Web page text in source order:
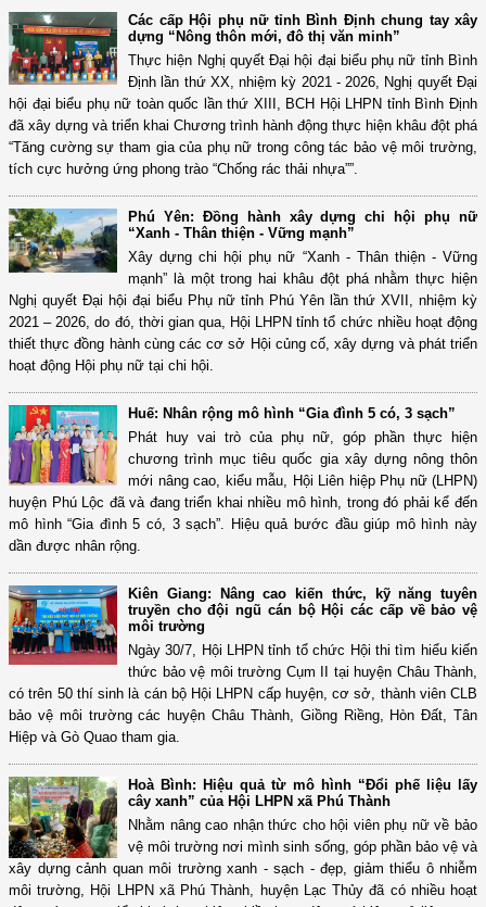
Các cấp Hội phụ nữ tỉnh Bình Định chung tay xây
dựng “Nông thôn mới, đô thị văn minh”
Thực hiện Nghị quyết Đại hội đại biểu phụ nữ tỉnh Bình
Định lần thứ XX, nhiệm kỳ 2021 - 2026, Nghị quyết Đại
hội đại biểu phụ nữ toàn quốc lần thứ XIII, BCH Hội LHPN tỉnh Bình Định
đã xây dựng và triển khai Chương trình hành động thực hiện khâu đột phá
“Tăng cường sự tham gia của phụ nữ trong công tác bảo vệ môi trường,
tích cực hưởng ứng phong trào “Chống rác thải nhựa””.
Phú Yên: Đồng hành xây dựng chi hội phụ nữ
“Xanh - Thân thiện - Vững mạnh”
Xây dựng chi hội phụ nữ “Xanh - Thân thiện - Vững
mạnh” là một trong hai khâu đột phá nhằm thực hiện
Nghị quyết Đại hội đại biểu Phụ nữ tỉnh Phú Yên lần thứ XVII, nhiệm kỳ
2021 – 2026, do đó, thời gian qua, Hội LHPN tỉnh tổ chức nhiều hoạt động
thiết thực đồng hành cùng các cơ sở Hội củng cố, xây dựng và phát triển
hoạt động Hội phụ nữ tại chi hội.
Huế: Nhân rộng mô hình “Gia đình 5 có, 3 sạch”
Phát huy vai trò của phụ nữ, góp phần thực hiện
chương trình mục tiêu quốc gia xây dựng nông thôn
mới nâng cao, kiểu mẫu, Hội Liên hiệp Phụ nữ (LHPN)
huyện Phú Lộc đã và đang triển khai nhiều mô hình, trong đó phải kể đến
mô hình “Gia đình 5 có, 3 sạch”. Hiệu quả bước đầu giúp mô hình này
dần được nhân rộng.
Kiên Giang: Nâng cao kiến thức, kỹ năng tuyên
truyền cho đội ngũ cán bộ Hội các cấp về bảo vệ
môi trường
Ngày 30/7, Hội LHPN tỉnh tổ chức Hội thi tìm hiểu kiến
thức bảo vệ môi trường Cụm II tại huyện Châu Thành,
có trên 50 thí sinh là cán bộ Hội LHPN cấp huyện, cơ sở, thành viên CLB
bảo vệ môi trường các huyện Châu Thành, Giồng Riềng, Hòn Đất, Tân
Hiệp và Gò Quao tham gia.
Hoà Bình: Hiệu quả từ mô hình “Đổi phế liệu lấy
cây xanh” của Hội LHPN xã Phú Thành
Nhằm nâng cao nhận thức cho hội viên phụ nữ về bảo
vệ môi trường nơi mình sinh sống, góp phần bảo vệ và
xây dựng cảnh quan môi trường xanh - sạch - đẹp, giảm thiểu ô nhiễm
môi trường, Hội LHPN xã Phú Thành, huyện Lạc Thủy đã có nhiều hoạt